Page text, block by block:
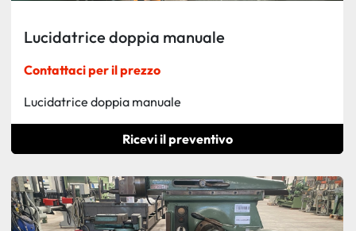
Lucidatrice doppia manuale
Contattaci per il prezzo
Lucidatrice doppia manuale
Ricevi il preventivo